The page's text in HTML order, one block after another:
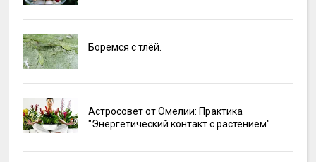
Боремся с тлёй.
Астросовет от Омелии: Практика
"Энергетический контакт с растением"